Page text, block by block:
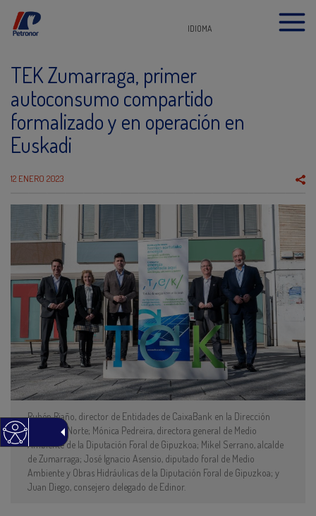
IDIOMA
TEK Zumarraga, primer
autoconsumo compartido
formalizado y en operación en
Euskadi
12 ENERO 2023
Rubén Riaño, director de Entidades de CaixaBank en la Dirección
Territorial Norte; Mónica Pedreira, directora general de Medio
Ambiente de la Diputación Foral de Gipuzkoa; Mikel Serrano, alcalde
de Zumarraga; José Ignacio Asensio, diputado foral de Medio
Ambiente y Obras Hidráulicas de la Diputación Foral de Gipuzkoa; y
Juan Diego, consejero delegado de Edinor.